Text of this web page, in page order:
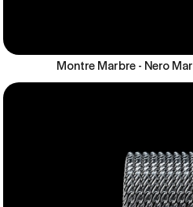
Montre Marbre - Nero